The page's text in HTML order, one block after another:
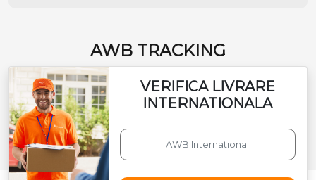
AWB TRACKING
VERIFICA LIVRARE
INTERNATIONALA